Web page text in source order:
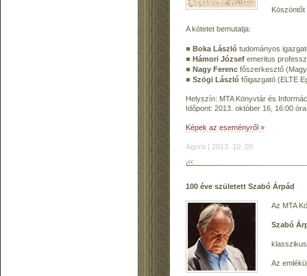
A kötetet bemutatja:
Boka László tudományos
Hámori József emeritus
Nagy Ferenc főszerkesztő
Szögi László főigazgató (ELTE
Helyszín: MTA Könyvtár és
Időpont: 2013. október 16, 16:00 óra
Képek az eseményről »
Agora | 2013. 10. 09.
100 éve született Szabó Árpád
Az MTA
Szabó
Az